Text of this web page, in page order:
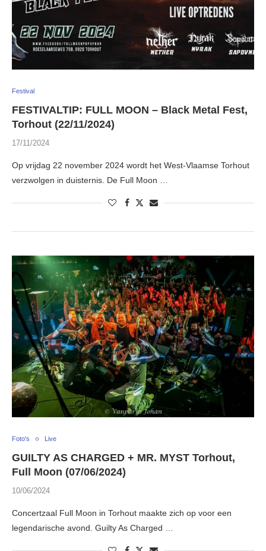
Festival
FESTIVALTIP: FULL MOON – Black Metal Fest,
Torhout (22/11/2024)
17/11/2024
Op vrijdag 22 november 2024 wordt het West-Vlaamse Torhout
verzwolgen in duisternis. De Full Moon …
Foto's Live
GUILTY AS CHARGED + MR. MYST Torhout,
Full Moon (07/06/2024)
10/06/2024
Concertzaal Full Moon in Torhout maakte zich op voor een
legendarische avond. Guilty As Charged …